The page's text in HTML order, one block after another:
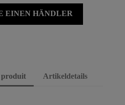
EINEN HÄNDLER
produit Artikeldetails